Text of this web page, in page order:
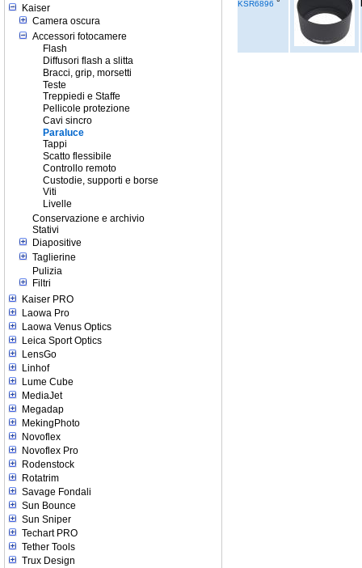
Kaiser
Camera oscura
Accessori fotocamere
Flash
Diffusori flash a slitta
Bracci, grip, morsetti
Teste
Treppiedi e Staffe
Pellicole protezione
Cavi sincro
Paraluce
Tappi
Scatto flessibile
Controllo remoto
Custodie, supporti e borse
Viti
Livelle
Conservazione e archivio
Stativi
Diapositive
Taglierine
Pulizia
Filtri
Kaiser PRO
Laowa Pro
Laowa Venus Optics
Leica Sport Optics
LensGo
Linhof
Lume Cube
MediaJet
Megadap
MekingPhoto
Novoflex
Novoflex Pro
Rodenstock
Rotatrim
Savage Fondali
Sun Bounce
Sun Sniper
Techart PRO
Tether Tools
Trux Design
KSR6896 °